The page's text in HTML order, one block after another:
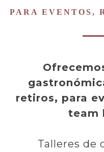
PARA EVENTOS,
retiros, para
team
Talleres de